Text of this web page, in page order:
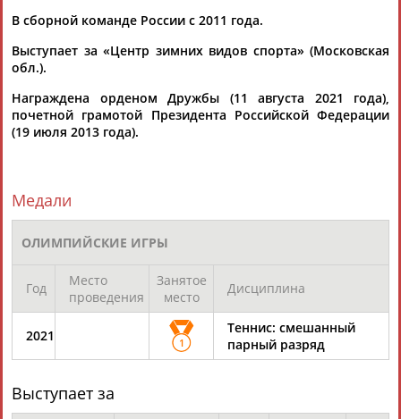
АБДУЛАЕВ
АБДУЛАЕВ
АБДУЛАЗИЗОВАБДУЛБЕКОВ
АБДУЛДАУДОВАБДУЛЖАЛИЛОВ
В сборной команде России с 2011 года.
Выступает за «Центр зимних видов спорта» (Московская
обл.).
Награждена орденом Дружбы (11 августа 2021 года),
почетной грамотой Президента Российской Федерации
(19 июля 2013 года).
Медали
ОЛИМПИЙСКИЕ ИГРЫ
Год
Место
проведения
Занятое
место
Дисциплина
2021 1
Теннис: смешанный
парный разряд
Выступает за